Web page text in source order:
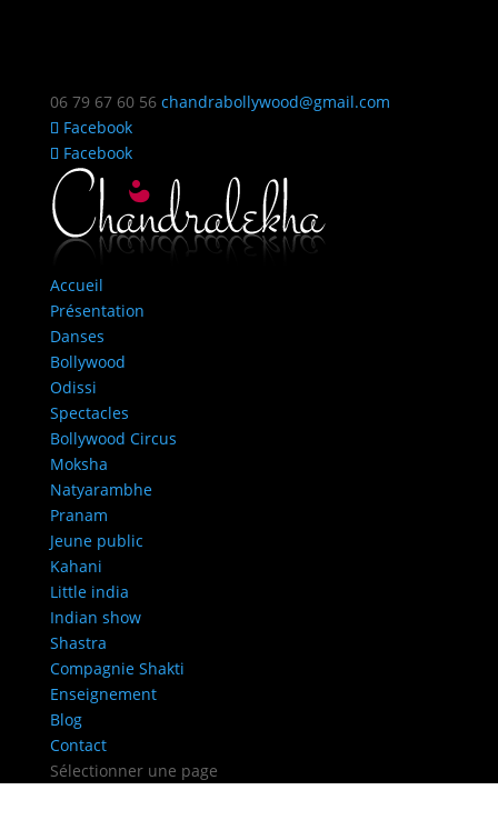
06 79 67 60 56 chandrabollywood@gmail.com
Facebook
Facebook
Accueil
Présentation
Danses
Bollywood
Odissi
Spectacles
Bollywood Circus
Moksha
Natyarambhe
Pranam
Jeune public
Kahani
Little india
Indian show
Shastra
Compagnie Shakti
Enseignement
Blog
Contact
Sélectionner une page